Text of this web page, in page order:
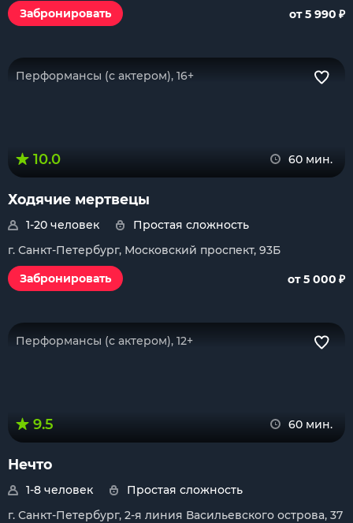
Забронировать
от 5 990 ₽
Перформансы (с актером), 16+
10.0 60 мин.
Ходячие мертвецы
1-20 человек
Простая сложность
г. Санкт-Петербург, Московский проспект, 93Б
Забронировать
от 5 000 ₽
Перформансы (с актером), 12+
9.5 60 мин.
Нечто
1-8 человек
Простая сложность
г. Санкт-Петербург, 2-я линия Васильевского острова, 37